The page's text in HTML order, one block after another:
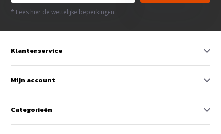
* Lees hier de wettelijke beperkingen
Klantenservice
Mijn account
Categorieën